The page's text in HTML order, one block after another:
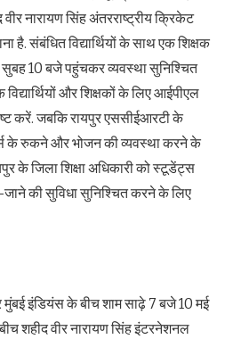
नारायण सिंह अंतरराष्ट्रीय क्रिकेट
है. संबंधित विद्यार्थियों के साथ एक शिक्षक
10 बजे पहुंचकर व्यवस्था सुनिश्चित
और शिक्षकों के लिए आईपीएल
करें. जबकि रायपुर एससीईआरटी के
के रुकने और भोजन की व्यवस्था करने के
के जिला शिक्षा अधिकारी को स्टूडेंट्स
की सुविधा सुनिश्चित करने के लिए
इंडियंस के बीच शाम साढ़े 7 बजे 10 मई
शहीद वीर नारायण सिंह इंटरनेशनल